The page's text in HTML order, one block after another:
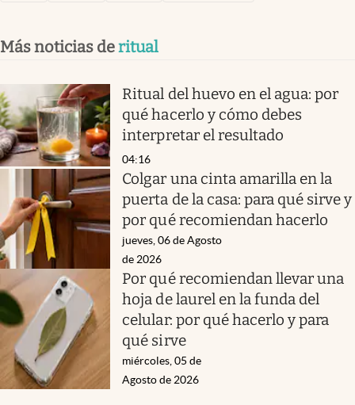
Más noticias deritual
Ritual del huevo en el agua: por
qué hacerlo y cómo debes
interpretar el resultado
04:16
Colgar una cinta amarilla en la
puerta de la casa: para qué sirve y
por qué recomiendan hacerlo
jueves, 06 de Agosto
de 2026
Por qué recomiendan llevar una
hoja de laurel en la funda del
celular: por qué hacerlo y para
qué sirve
miércoles, 05 de
Agosto de 2026